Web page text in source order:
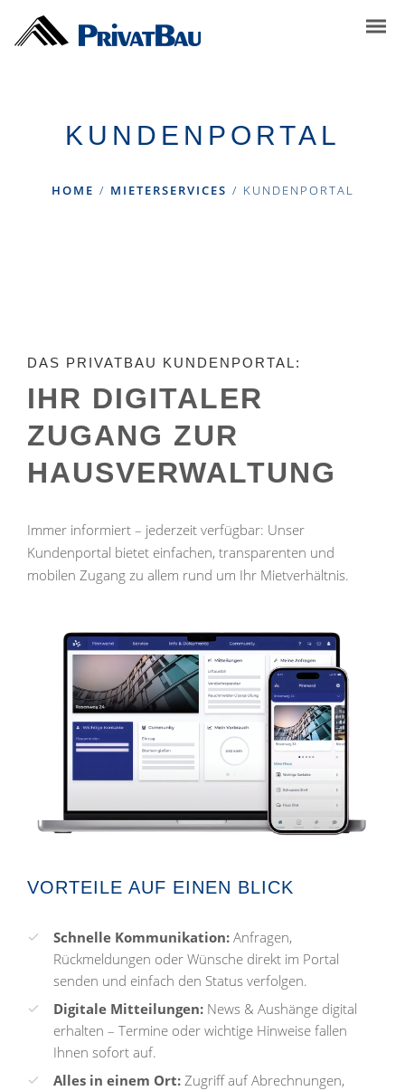
KUNDENPORTAL
HOME / MIETERSERVICES / KUNDENPORTAL
DAS PRIVATBAU KUNDENPORTAL:
IHR DIGITALER
ZUGANG ZUR
HAUSVERWALTUNG
Immer informiert – jederzeit verfügbar: Unser
Kundenportal bietet einfachen, transparenten und
mobilen Zugang zu allem rund um Ihr Mietverhältnis.
VORTEILE AUF EINEN BLICK
Schnelle Kommunikation: Anfragen,
Rückmeldungen oder Wünsche direkt im Portal
senden und einfach den Status verfolgen.
Digitale Mitteilungen: News & Aushänge digital
erhalten – Termine oder wichtige Hinweise fallen
Ihnen sofort auf.
Alles in einem Ort: Zugriff auf Abrechnungen,